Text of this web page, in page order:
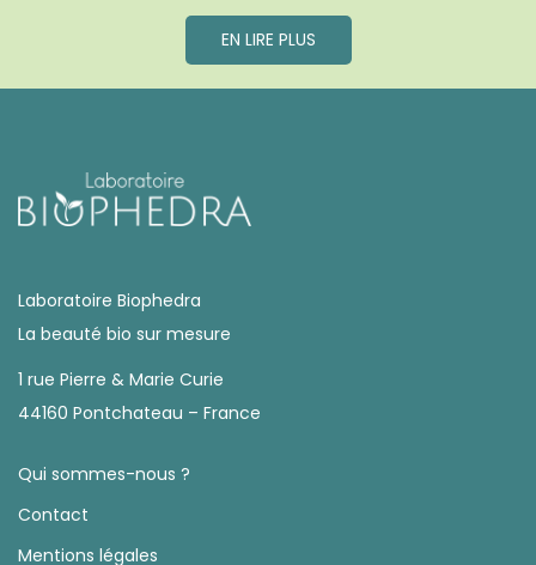
EN LIRE PLUS
Laboratoire Biophedra
La beauté bio sur mesure
1 rue Pierre & Marie Curie
44160 Pontchateau – France
Qui sommes-nous ?
Contact
Mentions légales